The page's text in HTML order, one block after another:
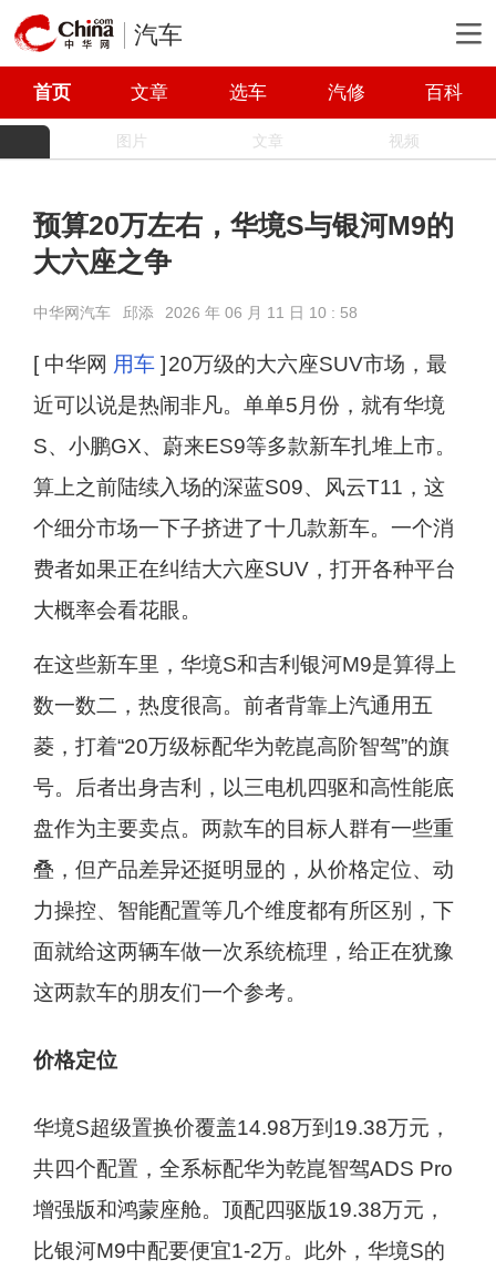
汽车
首页 文章 选车 汽修 百科
图片 文章 视频
预算20万左右，华境S与银河M9的
大六座之争
中华网汽车 邱添 2026 年 06 月 11 日 10 : 58
[ 中华网 用车] 20万级的大六座SUV市场，最
近可以说是热闹非凡。单单5月份，就有华境
S、小鹏GX、蔚来ES9等多款新车扎堆上市。
算上之前陆续入场的深蓝S09、风云T11，这
个细分市场一下子挤进了十几款新车。一个消
费者如果正在纠结大六座SUV，打开各种平台
大概率会看花眼。
在这些新车里，华境S和吉利银河M9是算得上
数一数二，热度很高。前者背靠上汽通用五
菱，打着“20万级标配华为乾崑高阶智驾”的旗
号。后者出身吉利，以三电机四驱和高性能底
盘作为主要卖点。两款车的目标人群有一些重
叠，但产品差异还挺明显的，从价格定位、动
力操控、智能配置等几个维度都有所区别，下
面就给这两辆车做一次系统梳理，给正在犹豫
这两款车的朋友们一个参考。
价格定位
华境S超级置换价覆盖14.98万到19.38万元，
共四个配置，全系标配华为乾崑智驾ADS Pro
增强版和鸿蒙座舱。顶配四驱版19.38万元，
比银河M9中配要便宜1-2万。此外，华境S的